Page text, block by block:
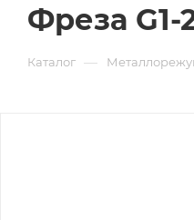
Фреза G1-
Каталог —